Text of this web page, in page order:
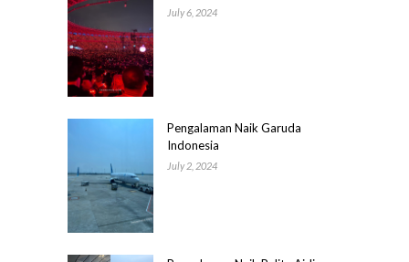
July 6, 2024
Pengalaman Naik Garuda
Indonesia
July 2, 2024